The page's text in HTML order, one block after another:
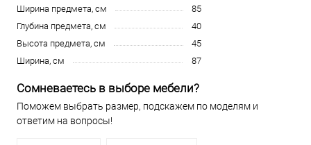
Ширина предмета, см
85
Глубина предмета, см
40
Высота предмета, см
45
Ширина, см
87
Сомневаетесь в выборе мебели?
Поможем выбрать размер, подскажем по моделям и
ответим на вопросы!